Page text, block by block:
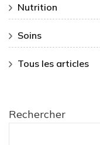
Nutrition
Soins
Tous les articles
Rechercher